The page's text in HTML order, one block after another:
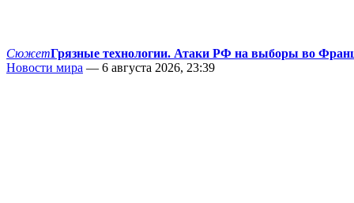
СюжетГрязные технологии. Атаки РФ на выборы во
Новости мира — 6 августа 2026, 23:39